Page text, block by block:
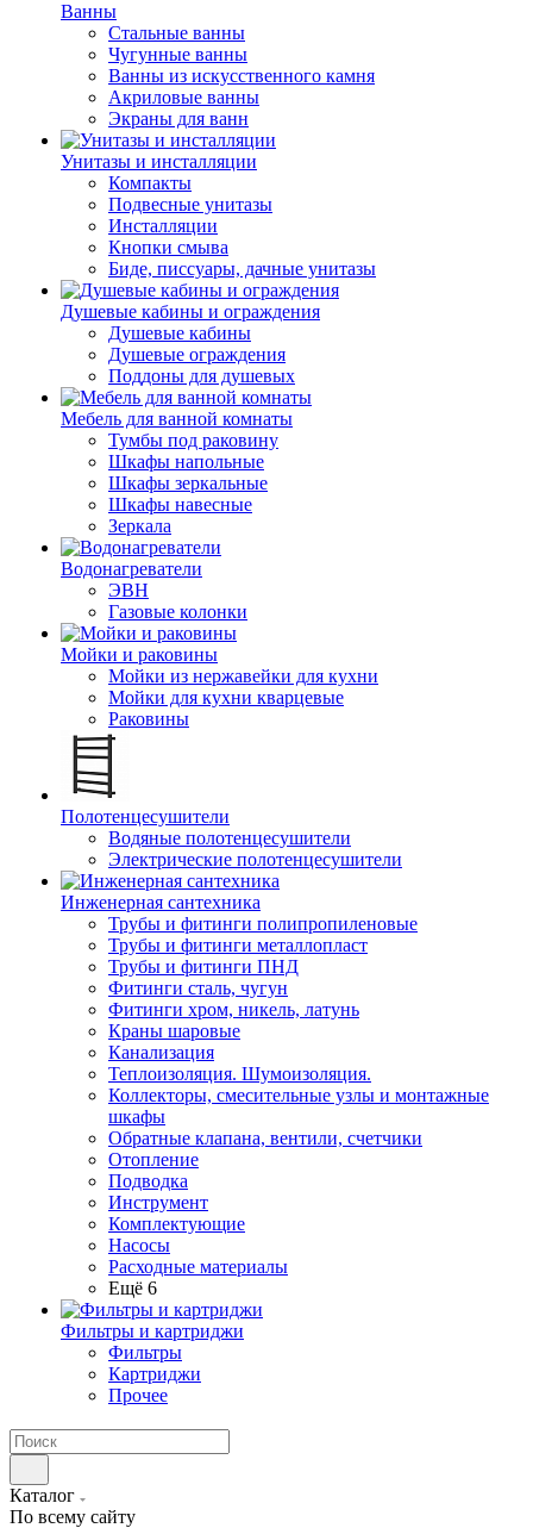
Ванны
Стальные ванны
Чугунные ванны
Ванны из искусственного камня
Акриловые ванны
Экраны для ванн
Унитазы и инсталляции
Компакты
Подвесные унитазы
Инсталляции
Кнопки смыва
Биде, писсуары, дачные унитазы
Душевые кабины и ограждения
Душевые кабины
Душевые ограждения
Поддоны для душевых
Мебель для ванной комнаты
Тумбы под раковину
Шкафы напольные
Шкафы зеркальные
Шкафы навесные
Зеркала
Водонагреватели
ЭВН
Газовые колонки
Мойки и раковины
Мойки из нержавейки для кухни
Мойки для кухни кварцевые
Раковины
Полотенцесушители
Водяные полотенцесушители
Электрические полотенцесушители
Инженерная сантехника
Трубы и фитинги полипропиленовые
Трубы и фитинги металлопласт
Трубы и фитинги ПНД
Фитинги сталь, чугун
Фитинги хром, никель, латунь
Краны шаровые
Канализация
Теплоизоляция. Шумоизоляция.
Коллекторы, смесительные узлы и монтажные
шкафы
Обратные клапана, вентили, счетчики
Отопление
Подводка
Инструмент
Комплектующие
Насосы
Расходные материалы
Ещё 6
Фильтры и картриджи
Фильтры
Картриджи
Прочее
Каталог
По всему сайту